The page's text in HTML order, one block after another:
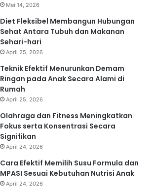
Mei 14, 2026
Diet Fleksibel Membangun Hubungan
Sehat Antara Tubuh dan Makanan
Sehari-hari
April 25, 2026
Teknik Efektif Menurunkan Demam
Ringan pada Anak Secara Alami di
Rumah
April 25, 2026
Olahraga dan Fitness Meningkatkan
Fokus serta Konsentrasi Secara
Signifikan
April 24, 2026
Cara Efektif Memilih Susu Formula dan
MPASI Sesuai Kebutuhan Nutrisi Anak
April 24, 2026